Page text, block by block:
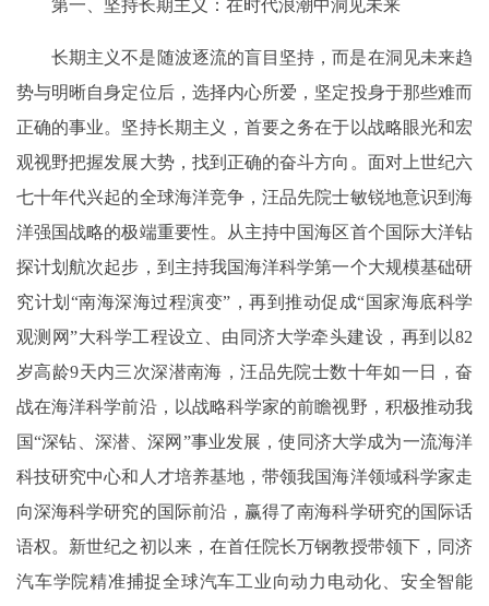
第一、坚持长期主义：在时代浪潮中洞见未来
长期主义不是随波逐流的盲目坚持，而是在洞见未来趋
势与明晰自身定位后，选择内心所爱，坚定投身于那些难而
正确的事业。坚持长期主义，首要之务在于以战略眼光和宏
观视野把握发展大势，找到正确的奋斗方向。面对上世纪六
七十年代兴起的全球海洋竞争，汪品先院士敏锐地意识到海
洋强国战略的极端重要性。从主持中国海区首个国际大洋钻
探计划航次起步，到主持我国海洋科学第一个大规模基础研
究计划“南海深海过程演变”，再到推动促成“国家海底科学
观测网”大科学工程设立、由同济大学牵头建设，再到以82
岁高龄9天内三次深潜南海，汪品先院士数十年如一日，奋
战在海洋科学前沿，以战略科学家的前瞻视野，积极推动我
国“深钻、深潜、深网”事业发展，使同济大学成为一流海洋
科技研究中心和人才培养基地，带领我国海洋领域科学家走
向深海科学研究的国际前沿，赢得了南海科学研究的国际话
语权。新世纪之初以来，在首任院长万钢教授带领下，同济
汽车学院精准捕捉全球汽车工业向动力电动化、安全智能